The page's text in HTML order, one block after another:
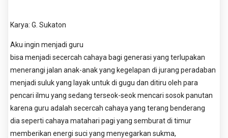
Karya: G. Sukaton
Aku ingin menjadi guru
bisa menjadi secercah cahaya bagi generasi yang terlupakan
menerangi jalan anak-anak yang kegelapan di jurang peradaban
menjadi suluk yang layak untuk di gugu dan ditiru oleh para
pencari ilmu yang sedang terseok-seok mencari sosok panutan
karena guru adalah secercah cahaya yang terang benderang
dia seperti cahaya matahari pagi yang semburat di timur
memberikan energi suci yang menyegarkan sukma,